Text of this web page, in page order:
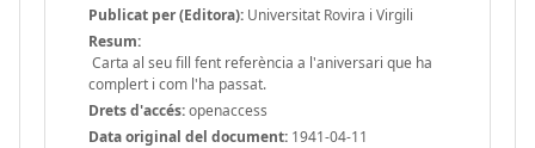
Publicat per (Editora): Universitat Rovira i Virgili
Resum:
Carta al seu fill fent referència a l'aniversari que ha
complert i com l'ha passat.
Drets d'accés:openaccess
Data original del document: 1941-04-11